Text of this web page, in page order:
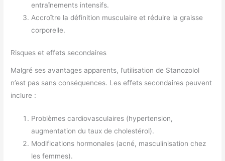
entraînements intensifs.
Accroître la définition musculaire et réduire la graisse
corporelle.
Risques et effets secondaires
Malgré ses avantages apparents, l’utilisation de Stanozolol
n’est pas sans conséquences. Les effets secondaires peuvent
inclure :
Problèmes cardiovasculaires (hypertension,
augmentation du taux de cholestérol).
Modifications hormonales (acné, masculinisation chez
les femmes).